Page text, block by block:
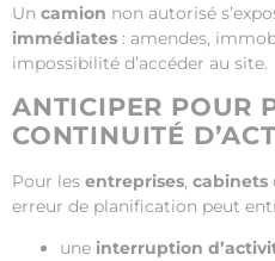
Un camion non autorisé
immédiates : amendes,
impossibilité d’accéder au site.
ANTICIPER POUR
CONTINUITÉ
Pour les entreprises, cabinets
erreur de planification peut
une interruption